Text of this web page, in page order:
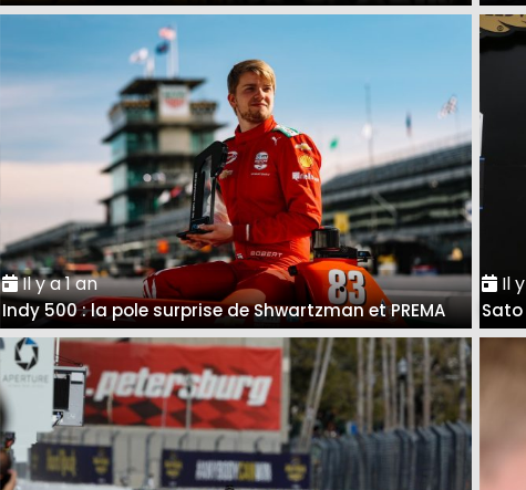
Il y a 1 an
Indy 500 : la pole surprise de Shwartzman et PREMA
Il y
Sato